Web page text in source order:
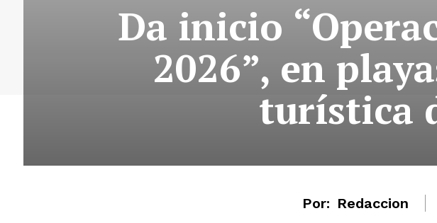
Da inicio
2026”, en
turística
Por: Redaccion